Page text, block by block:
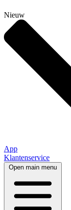
Nieuw
App
Klantenservice
Open main menu